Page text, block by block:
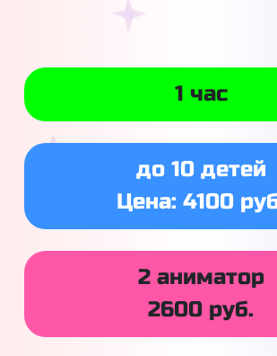
1 час
до 10 детей
Цена: 4100
2 аниматор
2600 руб.